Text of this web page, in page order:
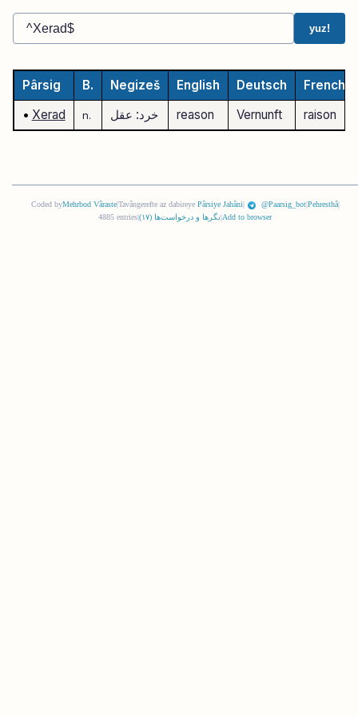
yuz!
Pârsig B. Negizeš English Deutsch
French
• Xerad n. خرد: عقل reason Vernunft raison
Coded byMehrbod Vâraste|Tavângerefte az dabireye Pârsiye Jahâni| @Paarsig_bot|Pehresthâ|
4885 entries
نگرها و درخواست‌ها (١٧) Add to browser